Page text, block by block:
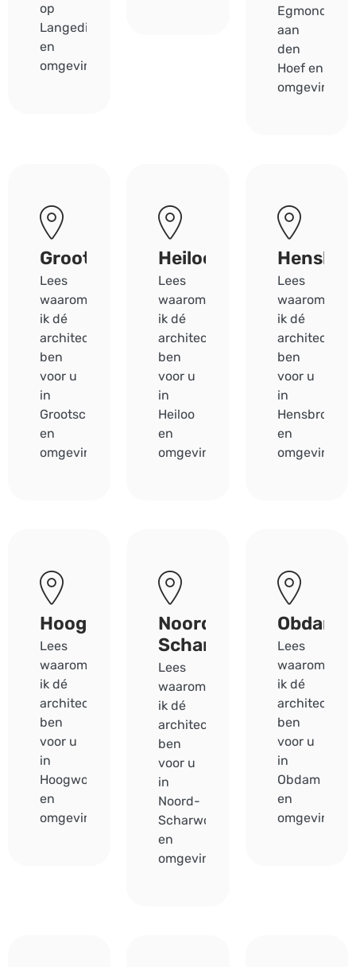
op
Langedijk
en
omgeving.
Egmond
aan
den
Hoef en
omgeving.
Grootschermer
Lees
waarom
ik dé
architect
ben
voor u
in
Grootschermer
en
omgeving.
Heiloo
Lees
waarom
ik dé
architect
ben
voor u
in
Heiloo
en
omgeving.
Lees
waarom
ik dé
architect
ben
voor u
in
Hensbroek
en
omgeving.
Hoogwoud
Lees
waarom
ik dé
architect
ben
voor u
in
Hoogwoud
en
omgeving.
Noord-
Scharwoude
Lees
waarom
ik dé
architect
ben
voor u
in
Noord-
Scharwoude
en
omgeving.
Obdam
Lees
waarom
ik dé
architect
ben
voor u
in
Obdam
en
omgeving.